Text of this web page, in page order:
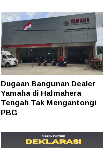
Dugaan Bangunan Dealer
Yamaha di Halmahera
Tengah Tak Mengantongi
PBG